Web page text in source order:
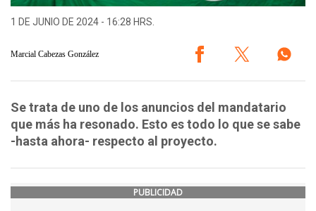
1 DE JUNIO DE 2024 - 16:28 HRS.
Marcial Cabezas González
Se trata de uno de los anuncios del mandatario
que más ha resonado. Esto es todo lo que se sabe
-hasta ahora- respecto al proyecto.
PUBLICIDAD